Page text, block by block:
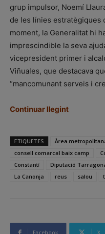
grup impulsor, Noemí
de les línies estratègiques
moment, la Generalitat hi
imprescindible la seva
vicepresident primer i
Viñuales, que destacava
“mancomunant serveis i
Continuar llegint
ETIQUETES Àrea
consell comarcal baix camp
Constantí
Diputació
La Canonja
reus salou
Facebook X